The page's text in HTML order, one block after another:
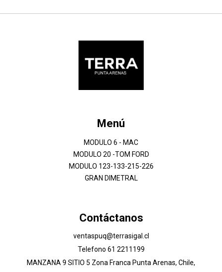
Menú
MODULO 6 - MAC
MODULO 20 -TOM FORD
MODULO 123-133-215-226
GRAN DIMETRAL
Contáctanos
ventaspuq@terrasigal.cl
Telefono 61 2211199
MANZANA 9 SITIO 5 Zona Franca Punta Arenas, Chile,